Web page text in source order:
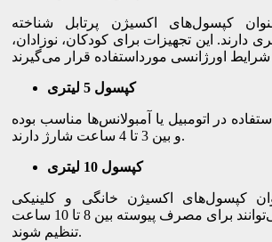
کپسول‌های اکسیژن پرتابل شناخته
این تجهیزات برای کودکان، نوزادان،
کپسول 5 لیتری
در اتومبیل یا آمبولانس‌ها مناسب بوده
و بین 3 تا 4 ساعت شارژ دارند.
کپسول 10 لیتری
کپسول‌های اکسیژن خانگی و کلینیکی
شناخته می‌شوند. می‌توانند برای مصرف پیوسته بین 8 تا 10 ساعت
تنظیم شوند.